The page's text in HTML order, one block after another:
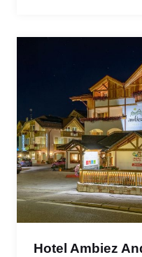
Hotel Ambiez